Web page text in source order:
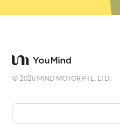
©2026 MIND MOTOR PTE. LTD.